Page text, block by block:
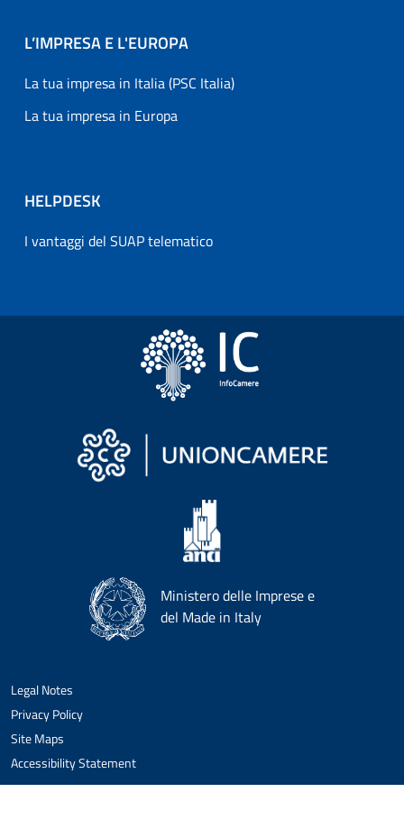
L’IMPRESA E L'EUROPA
La tua impresa in Italia (PSC Italia)
La tua impresa in Europa
HELPDESK
I vantaggi del SUAP telematico
Ministero delle Imprese e
del Made in Italy
Legal Notes
Privacy Policy
Site Maps
Accessibility Statement